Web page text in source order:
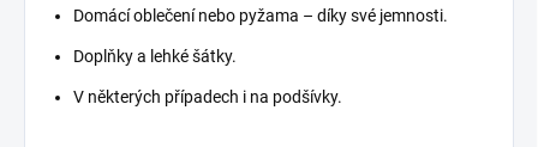
Domácí oblečení nebo pyžama – díky své jemnosti.
Doplňky a lehké šátky.
V některých případech i na podšívky.